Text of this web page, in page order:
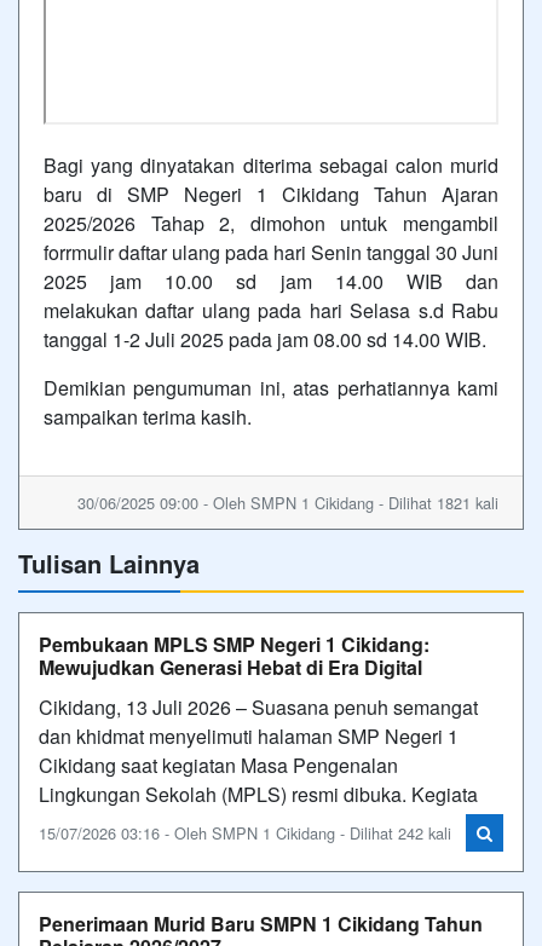
Bagi yang dinyatakan diterima sebagai calon murid
baru di SMP Negeri 1 Cikidang Tahun Ajaran
2025/2026 Tahap 2, dimohon untuk mengambil
forrmulir daftar ulang pada hari Senin tanggal 30 Juni
2025 jam 10.00 sd jam 14.00 WIB dan
melakukan daftar ulang pada hari Selasa s.d Rabu
tanggal 1-2 Juli 2025 pada jam 08.00 sd 14.00 WIB.
Demikian pengumuman ini, atas perhatiannya kami
sampaikan terima kasih.
30/06/2025 09:00 - Oleh SMPN 1 Cikidang - Dilihat 1821 kali
Tulisan Lainnya
Pembukaan MPLS SMP Negeri 1 Cikidang:
Mewujudkan Generasi Hebat di Era Digital
Cikidang, 13 Juli 2026 – Suasana penuh semangat
dan khidmat menyelimuti halaman SMP Negeri 1
Cikidang saat kegiatan Masa Pengenalan
Lingkungan Sekolah (MPLS) resmi dibuka. Kegiata
15/07/2026 03:16 - Oleh SMPN 1 Cikidang - Dilihat 242 kali
Penerimaan Murid Baru SMPN 1 Cikidang Tahun